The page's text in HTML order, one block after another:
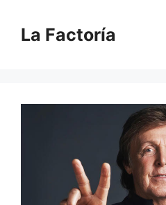
contenido
La Factoría